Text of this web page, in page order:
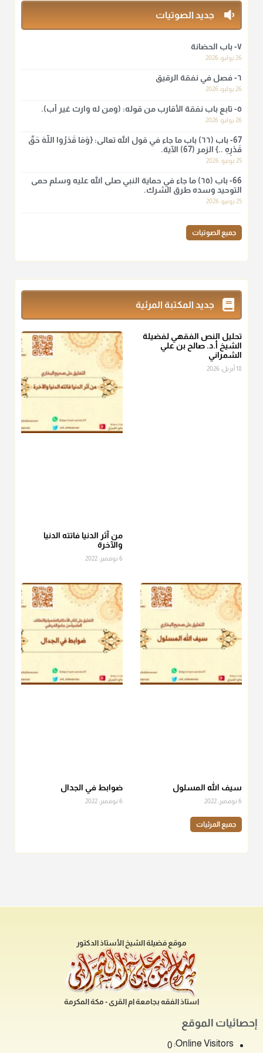
منذ 3 شهر
لا أعلم لدعاء ختم القرآن في الصلاة أصلاً صحيحاً يعتمد عليه من سنة
الرسول صلى الله عليه وسلّم، ولا من عمل الصحابة رضي الله
منذ 3 شهر
أ.د. صالح الشمراني
نرى اليوم بأبصارنا بعض ما رأى العلماء ببصائرهم: "والرافضة ليس
لهم سعي إلا في هدم الإسلام و نقض عراه...فأيامهم في الإسلام
كلها سود" ابن تيمية.
أ.د. صالح الشمراني
المعتدلين غير مقبوضتين ولا مبسوطتين أربع مرات من الرز أو البر
أو التمر أو اللحم
منذ 3 شهر
، فإلم يعلم إلا بعد ذلك لم تجزه لقولهﷺ:
الصاع..فمن شق عليه إخراج الطعام هذه الأيام وأراد إخراج القيمة
أ.د. صالح الشمراني
دفعزكاة الفطرللمسكين القريب صدقة وصلة وهو أفضل من
دفعها للبعيد ولا تغرك مظاهر ووظائف بعض الأقارب فإن
منذ 3 شهر
جديد الصوتيات
٧- باب الحضانة
26 يوليو، 2026
٦- فصل في نفقة الرقيق
26 يوليو، 2026
٥- تابع باب نفقة الأقارب من قوله: (ومن له وارث غير أب).
26 يوليو، 2026
67- باب (٦٦) باب ما جاء في قول الله تعالى: {وَمَا قَدَرُوا اللَّهَ حَقَّ
قَدْرِهِ ..} الزمر (67) الآية.
25 يونيو، 2026
66- باب (٦٥) ما جاء في حماية النبي صلى الله عليه وسلم حمى
التوحيد وسده طرق الشرك.
25 يونيو، 2026
جميع الصوتيات
جديد المكتبة المرئية
تحليل النص الفقهي لفضيلة
الشيخ أ.د. صالح بن علي
الشمراني
18 أبريل، 2026
من آثر الدنيا فاتته الدنيا
والآخرة
6 نوفمبر، 2022
سيف الله المسلول
6 نوفمبر، 2022
ضوابط في الجدال
6 نوفمبر، 2022
جميع المرئيات
موقع فضيلة الشيخ الأستاذ الدكتور
استاذ الفقه بجامعة ام القرى - مكة المكرمة
إحصائيات الموقع
Online Visitors:
0